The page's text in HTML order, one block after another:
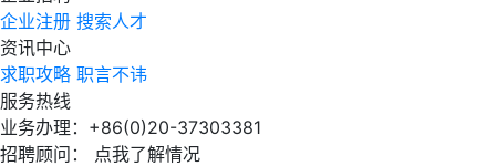
企业注册 搜索人才
资讯中心
求职攻略 职言不讳
服务热线
业务办理：+86(0)20-37303381
招聘顾问： 点我了解情况